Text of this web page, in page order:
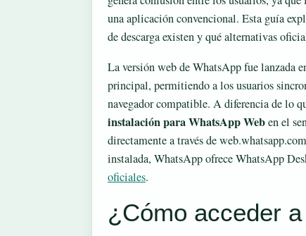
una aplicación convencional. Esta guía
de descarga existen y qué alternativas
La versión web de WhatsApp fue lanzada
principal, permitiendo a los usuarios
navegador compatible. A diferencia de lo
instalación para WhatsApp Weben el
directamente a través de
instalada, WhatsApp ofrece WhatsApp
oficiales.
¿Cómo acceder